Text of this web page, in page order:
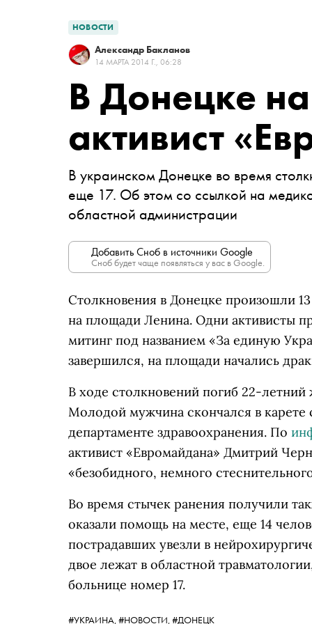
НОВОСТИ
Александр Бакланов
14 МАРТА 2014 Г., 06:28
В Донецке
активист
В украинском Донецке во время
еще 17. Об этом со ссылкой на
областной администрации
Добавить Сноб в источники Google
Сноб будет чаще появляться у вас в Google.
Столкновения в Донецке произошли
на площади Ленина. Одни активисты
митинг под названием «За единую
завершился, на площади начались
В ходе столкновений погиб 22-
Молодой мужчина скончался в
департаменте здравоохранения. По
активист «Евромайдана» Дмитрий
«безобидного, немного
Во время стычек ранения получили
оказали помощь на месте, еще 14
пострадавших увезли в
двое лежат в областной
больнице номер 17.
#УКРАИНА, #НОВОСТИ, #ДОНЕЦК